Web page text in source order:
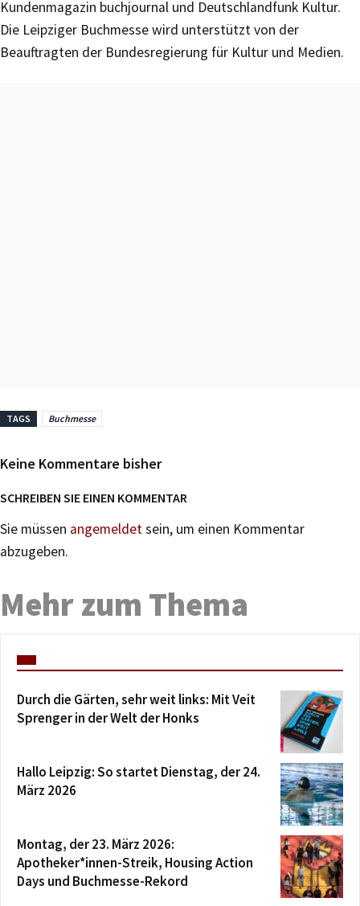
Kundenmagazin buchjournal und Deutschlandfunk Kultur.
Die Leipziger Buchmesse wird unterstützt von der
Beauftragten der Bundesregierung für Kultur und Medien.
TAGS Buchmesse
Keine Kommentare bisher
SCHREIBEN SIE EINEN KOMMENTAR
Sie müssen angemeldetsein, um einen Kommentar
abzugeben.
Mehr zum Thema
Durch die Gärten, sehr weit links: Mit Veit
Sprenger in der Welt der Honks
Hallo Leipzig: So startet Dienstag, der 24.
März 2026
Montag, der 23. März 2026:
Apotheker*innen-Streik, Housing Action
Days und Buchmesse-Rekord